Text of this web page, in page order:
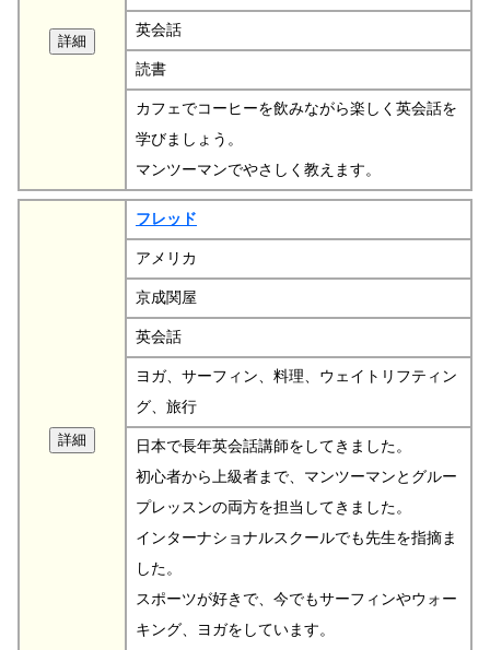
英会話
読書
カフェでコーヒーを飲みながら楽しく英会話を
学びましょう。
マンツーマンでやさしく教えます。
フレッド
アメリカ
京成関屋
英会話
ヨガ、サーフィン、料理、ウェイトリフティン
グ、旅行
日本で長年英会話講師をしてきました。
初心者から上級者まで、マンツーマンとグルー
プレッスンの両方を担当してきました。
インターナショナルスクールでも先生を指摘ま
した。
スポーツが好きで、今でもサーフィンやウォー
キング、ヨガをしています。